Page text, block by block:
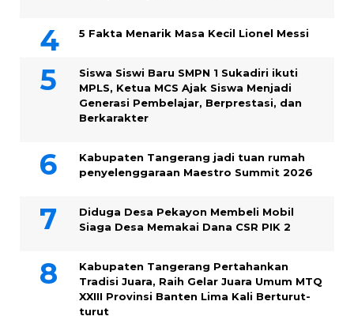
5 Fakta Menarik Masa Kecil Lionel Messi
Siswa Siswi Baru SMPN 1 Sukadiri ikuti
MPLS, Ketua MCS Ajak Siswa Menjadi
Generasi Pembelajar, Berprestasi, dan
Berkarakter
Kabupaten Tangerang jadi tuan rumah
penyelenggaraan Maestro Summit 2026
Diduga Desa Pekayon Membeli Mobil
Siaga Desa Memakai Dana CSR PIK 2
Kabupaten Tangerang Pertahankan
Tradisi Juara, Raih Gelar Juara Umum MTQ
XXIII Provinsi Banten Lima Kali Berturut-
turut